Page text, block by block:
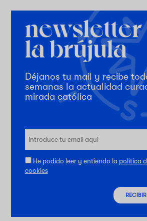
Déjanos tu mail y recibe
semanas la actualidad
mirada católica
He podido leer y entiendo la política
cookies